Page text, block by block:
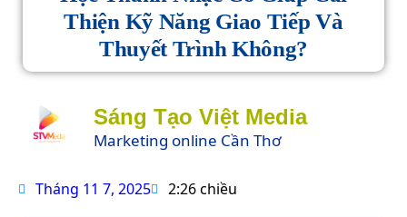
Thiện Kỹ Năng Giao Tiếp Và
Thuyết Trình Không?
Sáng Tạo Việt Media
Marketing online Cần Thơ
Tháng 11 7, 2025 2:26 chiều